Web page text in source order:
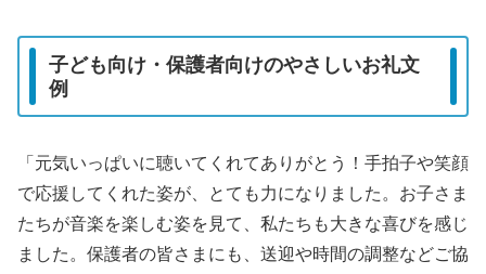
子ども向け・保護者向けのやさしいお礼文
例
「元気いっぱいに聴いてくれてありがとう！手拍子や笑顔
で応援してくれた姿が、とても力になりました。お子さま
たちが音楽を楽しむ姿を見て、私たちも大きな喜びを感じ
ました。保護者の皆さまにも、送迎や時間の調整などご協